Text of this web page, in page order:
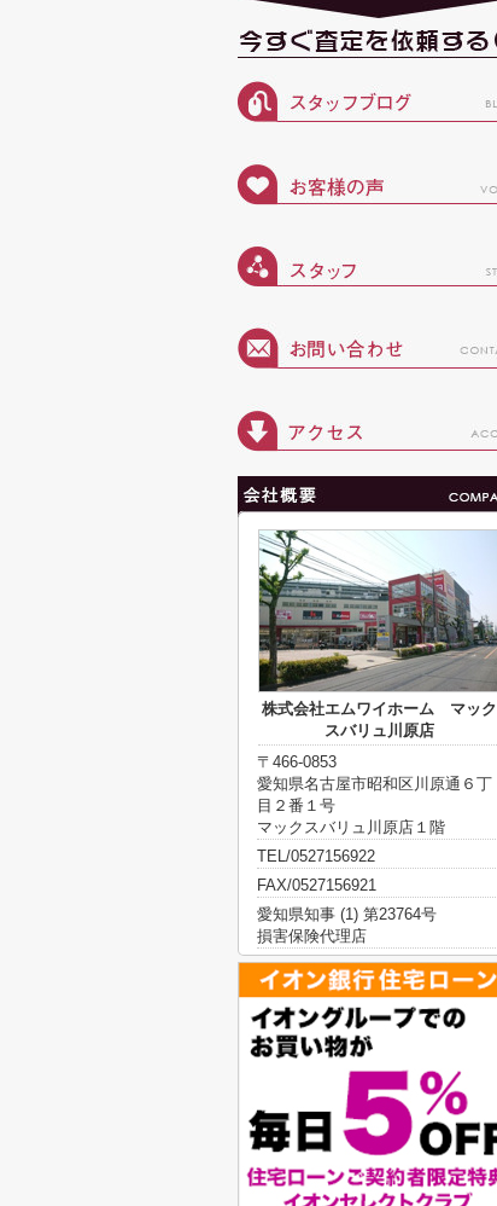
株式会社エムワイホーム マック
スバリュ川原店
〒466-0853
愛知県名古屋市昭和区川原通６丁
目２番１号
マックスバリュ川原店１階
TEL/0527156922
FAX/0527156921
愛知県知事 (1) 第23764号
損害保険代理店